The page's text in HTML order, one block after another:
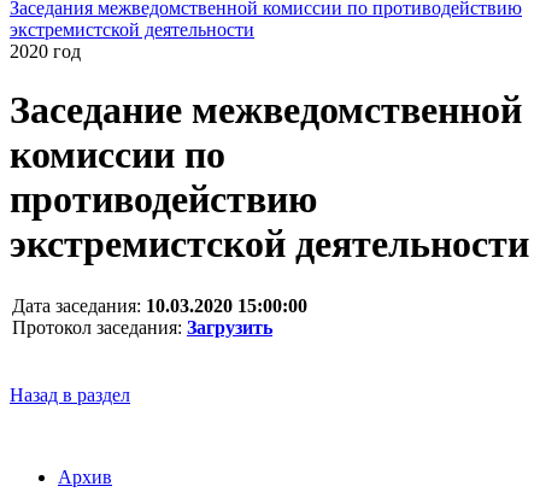
Заседания межведомственной комиссии по противодействию
экстремистской деятельности
2020 год
Заседание межведомственной
комиссии по
противодействию
экстремистской деятельности
Дата заседания: 10.03.2020 15:00:00
Протокол заседания: Загрузить
Назад в раздел
Архив